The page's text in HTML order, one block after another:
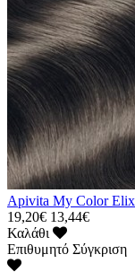
Apivita My Color
19,20€ 13,44€
Καλάθι
Επιθυμητό Σύγκριση